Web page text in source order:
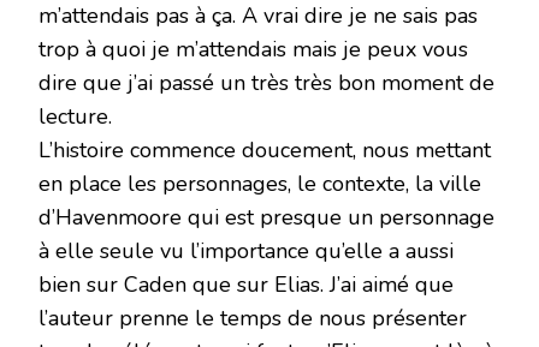
m’attendais pas à ça. A vrai dire je ne sais pas
trop à quoi je m’attendais mais je peux vous
dire que j’ai passé un très très bon moment de
lecture.
L’histoire commence doucement, nous mettant
en place les personnages, le contexte, la ville
d’Havenmoore qui est presque un personnage
à elle seule vu l’importance qu’elle a aussi
bien sur Caden que sur Elias. J’ai aimé que
l’auteur prenne le temps de nous présenter